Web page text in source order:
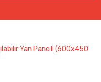
Yan Panelli (600x450